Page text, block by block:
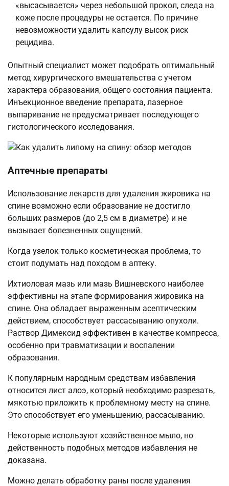
«высасывается» через небольшой прокол, следа на
коже после процедуры не остается. По причине
невозможности удалить капсулу высок риск
рецидива.
Опытный специалист может подобрать оптимальный
метод хирургического вмешательства с учетом
характера образования, общего состояния пациента.
Инъекционное введение препарата, лазерное
выпаривание не предусматривает последующего
гистологического исследования.
Аптечные препараты
Использование лекарств для удаления жировика на
спине возможно если образование не достигло
больших размеров (до 2,5 см в диаметре) и не
вызывает болезненных ощущений.
Когда узелок только косметическая проблема, то
стоит подумать над походом в аптеку.
Ихтиоловая мазь или мазь Вишневского наиболее
эффективны на этапе формирования жировика на
спине. Она обладает выраженным асептическим
действием, способствует рассасыванию опухоли.
Раствор Димексид эффективен в качестве компресса,
особенно при травматизации и воспалении
образования.
К популярным народным средствам избавления
относится лист алоэ, который необходимо разрезать,
мякотью приложить к проблемному месту на спине.
Это способствует его уменьшению, рассасыванию.
Некоторые используют хозяйственное мыло, но
действенность подобных методов избавления не
доказана.
Можно делать обработку раны после удаления